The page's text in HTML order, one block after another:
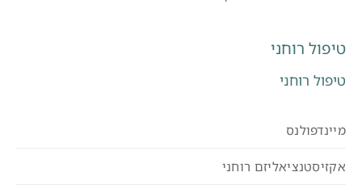
טיפול רוחני
טיפול רוחני
מיינדפולנס
אקזיסטנציאליזם רוחני